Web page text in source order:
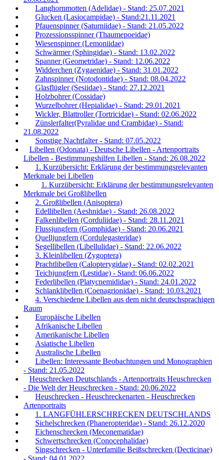
Langhornmotten (Adelidae) - Stand: 25.07.2021
Glucken (Lasiocampidae) - Stand:21.11.2021
Pfauenspinner (Saturniidae) - Stand: 21.05.2022
Prozessionsspinner (Thaumepoeidae)
Wiesenspinner (Lemoniidae)
Schwärmer (Sphingidae) - Stand: 13.02.2022
Spanner (Geometridae) - Stand: 12.06.2022
Widderchen (Zygaenidae) - Stand: 31.01.2022
Zahnspinner (Notodontidae) - Stand: 08.04.2022
Glasflügler (Sesiidae) - Stand: 27.12.2021
Holzbohrer (Cossidae)
Wurzelbohrer (Hepialidae) - Stand: 29.01.2021
Wickler, Blattroller (Tortricidae) - Stand: 02.06.2022
Zünslerfalter(Pyralidae und Crambidae) - Stand:
21.08.2022
Sonstige Nachtfalter - Stand: 07.05.2022
Libellen (Odonata) - Deutsche Libellen - Artenportraits
Libellen - Bestimmungshilfen Libellen - Stand: 26.08.2022
1. Kurzübersicht: Erklärung der bestimmungsrelevanten
Merkmale bei Libellen
1. Kurzübersicht: Erklärung der bestimmungsrelevanten
Merkmale bei Großlibellen
2. Großlibellen (Anisoptera)
Edellibellen (Aeshnidae) - Stand: 26.08.2022
Falkenlibellen (Corduliidae) - Stand: 28.11.2021
Flussjungfern (Gomphidae) - Stand: 20.06.2021
Quelljungfern (Cordulegasteridae)
Segellibellen (Libellulidae) - Stand: 22.06.2022
3. Kleinlibellen (Zygoptera)
Prachtlibellen (Calopterygidae) - Stand: 02.02.2021
Teichjungfern (Lestidae) - Stand: 06.06.2022
Federlibellen (Platycnemididae) - Stand: 24.01.2022
Schlanklibellen (Coenagrionidae) - Stand: 10.03.2021
4. Verschiedene Libellen aus dem nicht deutschsprachigen
Raum
Europäische Libellen
Afrikanische Libellen
Amerikanische Libellen
Asiatische Libellen
Australische Libellen
Libellen: Interessante Beobachtungen und Monographien
- Stand: 21.05.2022
Heuschrecken Deutschlands - Artenportraits Heuschrecken
- Die Welt der Heuschrecken - Stand: 20.06.2022
Heuschrecken - Heuschreckenarten - Heuschrecken
Artenportraits
1. LANGFÜHLERSCHRECKEN DEUTSCHLANDS
Sichelschrecken (Phaneropteridae) - Stand: 26.12.2020
Eichenschrecken (Meconematidae)
Schwertschrecken (Conocephalidae)
Singschrecken - Unterfamilie Beißschrecken (Decticinae)